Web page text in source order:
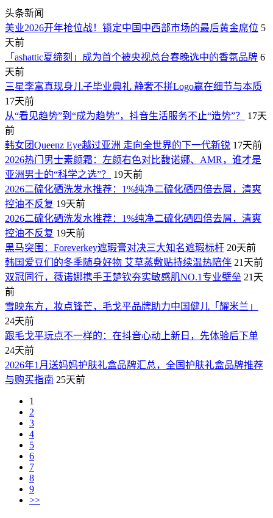
头条新闻
美业2026开年抢位战！锁定中国中西部市场的最后黄金席位 5
天前
「ashattic夏缔刻」成为首个被央视总台春晚选中的香氛品牌 6
天前
三星李富真现身儿子毕业典礼 静奢不拼Logo赢在细节与本质
17天前
从“看见趋势”到“成为趋势”，抖音生活服务不止“造势”？
17天
前
韩女团Queenz Eye越过亚洲 走向全世界的下一代新锐 17天前
2026热门男士素颜霜：左颜右色对比馥诺娜、AMR，谁才是
亚洲男士的“科学之选”？
19天前
2026二硫化硒洗发水推荐：1%纯净二硫化硒四倍去屑，清爽
控油不反复 19天前
2026二硫化硒洗发水推荐：1%纯净二硫化硒四倍去屑，清爽
控油不反复 19天前
黑马突围：Foreverkey遮瑕膏对决三大知名遮瑕标杆 20天前
韩国爱豆们的冬季随身好物 艾草蒸敷贴持续温热陪伴 21天前
双冠同行，薇诺娜携手王楚钦夯实敏感肌NO.1专业壁垒 21天
前
雪映东方，妆点锋芒，毛戈平品牌助力中国健儿「耀米兰」
24天前
跟毛戈平玩点不一样的：在抖音心动上新日，先体验后下单
24天前
2026年1月送妈妈护肤礼盒品牌汇总，全国护肤礼盒品牌推荐
与购买指南 25天前
1
2
3
4
5
6
7
8
9
>>